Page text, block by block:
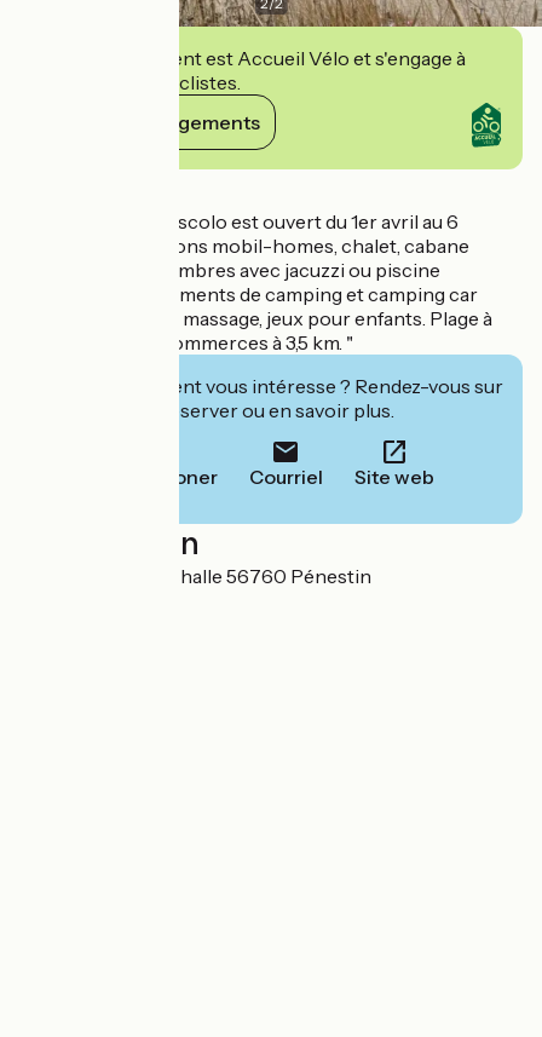
Cet établissement est Accueil Vélo et s'engage à
accueillir des cyclistes.
Voir ses engagements
Le Camping de Loscolo est ouvert du 1er avril au 6
novembre. Locations mobil-homes, chalet, cabane
robinson 1 à 3 chambres avec jacuzzi ou piscine
privative, emplacements de camping et camping car
spacieux. Table de massage, jeux pour enfants. Plage à
200m. Bourg et commerces à 3,5 km. "
Cet établissement vous intéresse ? Rendez-vous sur
leur site pour réserver ou en savoir plus.
Téléphoner Courriel Site web
Localisation
336 route de Lanchalle 56760 Pénestin